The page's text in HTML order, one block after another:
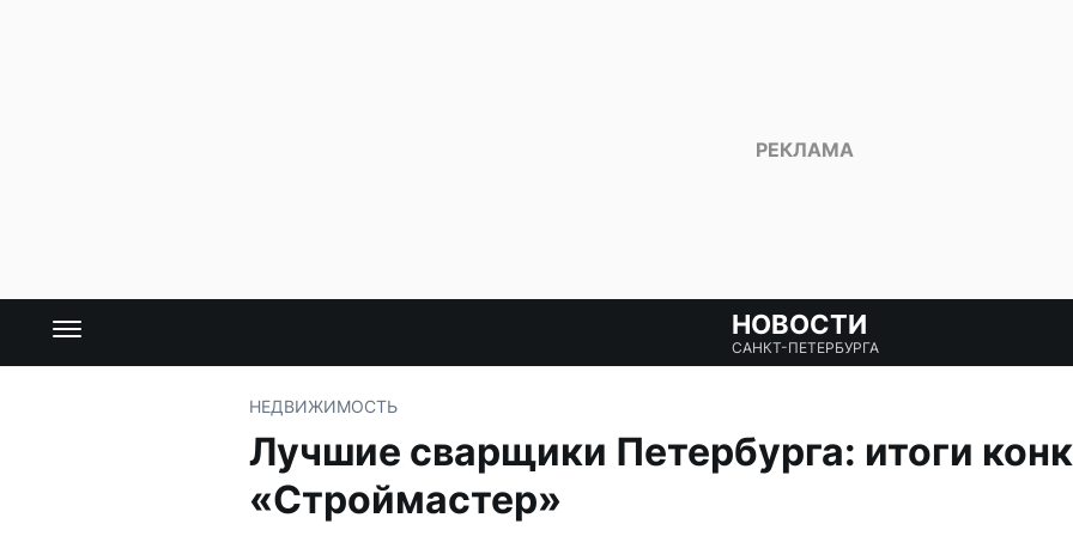
НОВОСТИ
САНКТ-ПЕТЕРБУРГА
НЕДВИЖИМОСТЬ
Лучшие сварщики Петербурга: итоги
«Строймастер»